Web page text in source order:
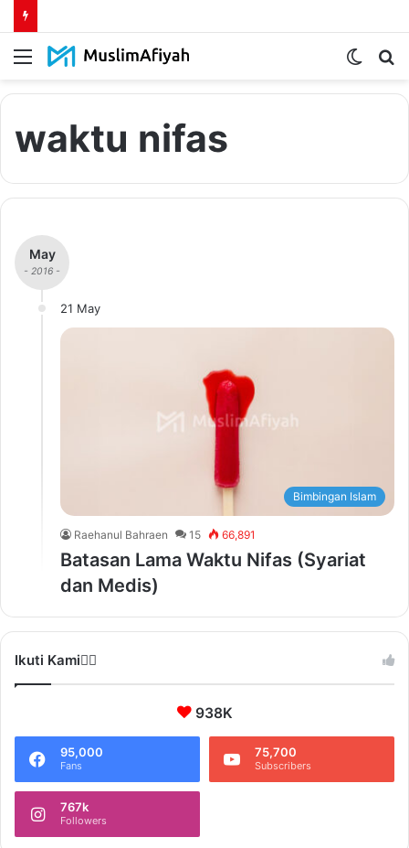
Menu
Switch
waktu nifas
May
- 2016 -
21 May
Bimbingan Islam
Raehanul Bahraen 15 66,891
Batasan Lama Waktu Nifas (Syariat
dan Medis)
Ikuti Kami❤️‍🔥
938K
95,000
Fans
75,700
Subscribers
767k
Followers